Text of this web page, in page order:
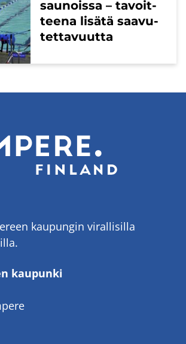
sau­nois­sa – ta­voit­
tee­na li­sä­tä saa­vu­
tet­ta­vuut­ta
kaupungin virallisilla
kaupunki